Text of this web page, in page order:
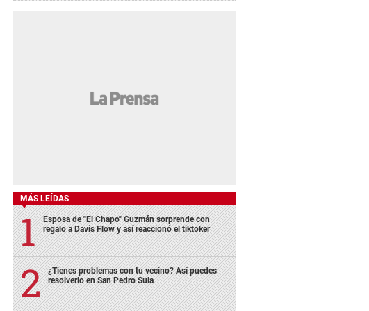
MÁS LEÍDAS
Esposa de "El Chapo" Guzmán sorprende con
regalo a Davis Flow y así reaccionó el tiktoker
¿Tienes problemas con tu vecino? Así puedes
resolverlo en San Pedro Sula